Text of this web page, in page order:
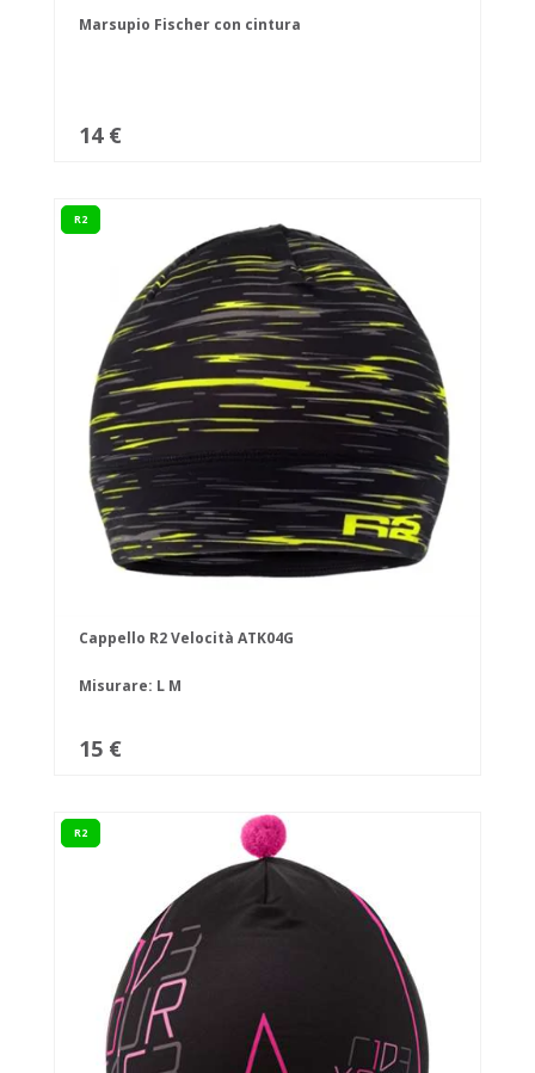
Marsupio Fischer con cintura
14 €
R2
Cappello R2 Velocità ATK04G
Misurare: L M
15 €
R2